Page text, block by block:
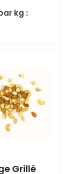
kg :
Grillé